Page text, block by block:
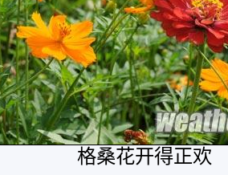
格桑花开得正欢